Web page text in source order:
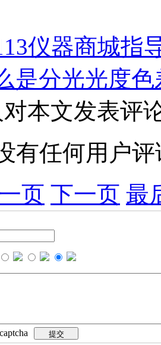
仪器商城指
是分光光度色
对本文发表评
有任何用户评
一页 下一页 最